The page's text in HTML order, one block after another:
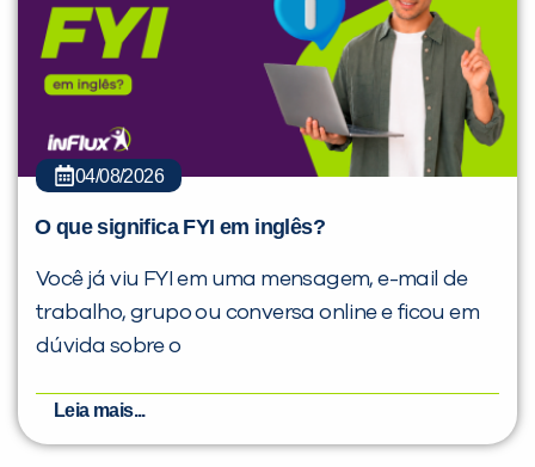
04/08/2026
O que significa FYI em inglês?
Você já viu FYI em uma mensagem, e-mail de
trabalho, grupo ou conversa online e ficou em
dúvida sobre o
Leia mais...